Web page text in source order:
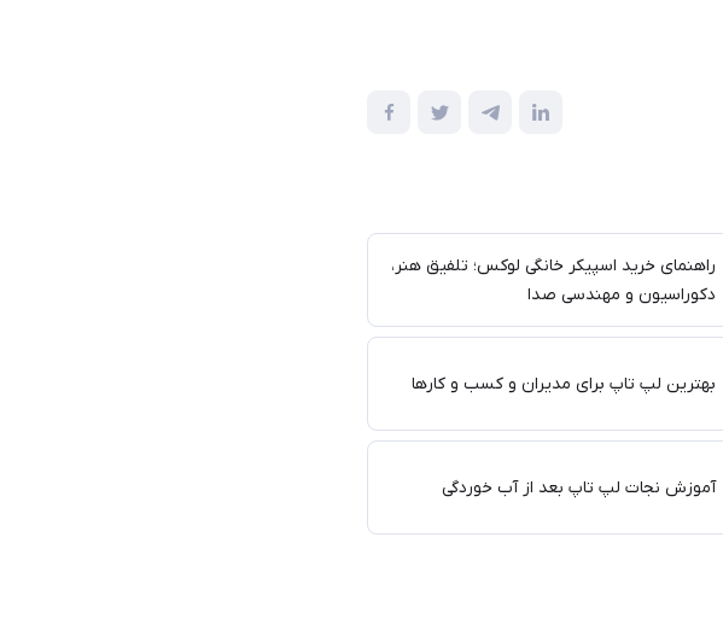
راهنمای خرید اسپیکر خانگی لوکس؛ تلفیق هنر،
دکوراسیون و مهندسی صدا
بهترین لپ تاپ برای مدیران و کسب و کارها
آموزش نجات لپ تاپ بعد از آب خوردگی